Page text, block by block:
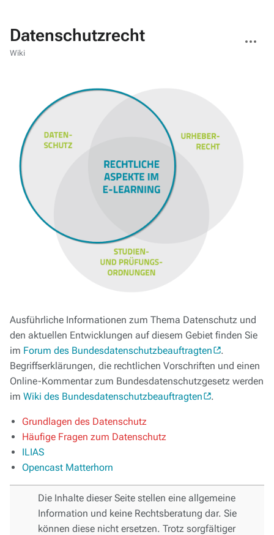
Datenschutzrecht
Wiki
Aktionen
Ausführliche Informationen zum Thema Datenschutz und
den aktuellen Entwicklungen auf diesem Gebiet finden Sie
im Forum des Bundesdatenschutzbeauftragten
.
Begriffserklärungen, die rechtlichen Vorschriften und einen
Online-Kommentar zum Bundesdatenschutzgesetz werden
im Wiki des Bundesdatenschutzbeauftragten .
Grundlagen des Datenschutz
Häufige Fragen zum Datenschutz
ILIAS
Opencast Matterhorn
Die Inhalte dieser Seite stellen eine allgemeine
Information und keine Rechtsberatung dar. Sie
können diese nicht ersetzen. Trotz sorgfältiger